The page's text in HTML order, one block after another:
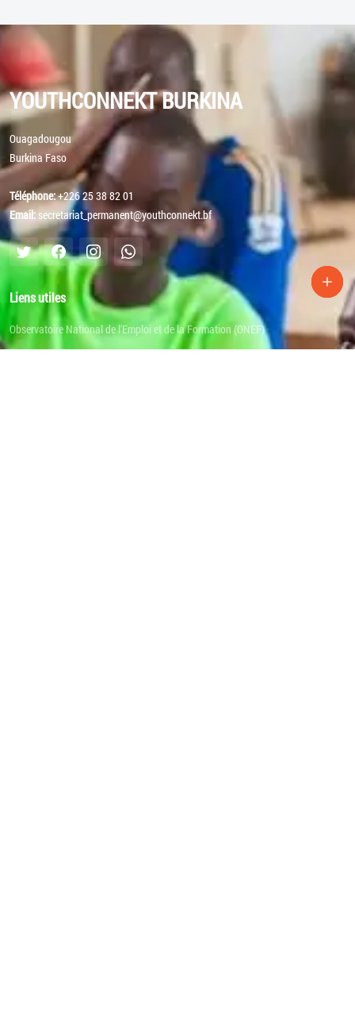
YOUTHCONNEKT BURKINA
Ouagadougou
Burkina Faso
Téléphone:+226 25 38 82 01
Email:secretariat_permanent@youthconnekt.bf
Liens utiles
Observatoire National de l'Emploi et de la Formation (ONEF)